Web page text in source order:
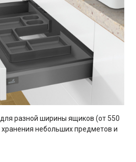
разной ширины ящиков (от 550
небольших предметов и